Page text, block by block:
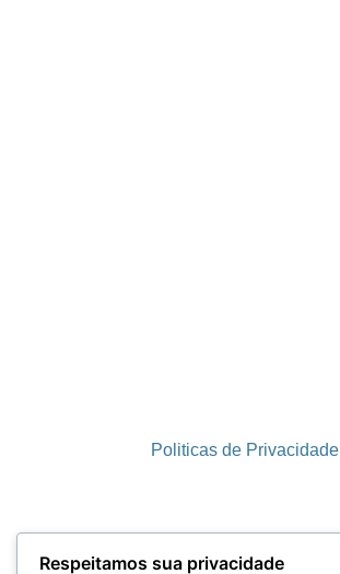
Politicas de Privacidade
Termos e Condições
Respeitamos sua privacidade